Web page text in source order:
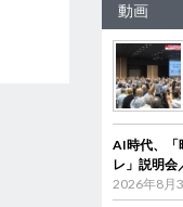
動画
AI時代、
レ」説明会
2026年8月